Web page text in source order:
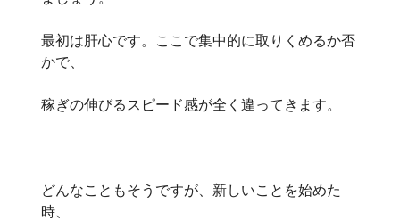
最初は肝心です。ここで集中的に取りくめるか否
かで、
稼ぎの伸びるスピード感が全く違ってきます。
どんなこともそうですが、新しいことを始めた
時、